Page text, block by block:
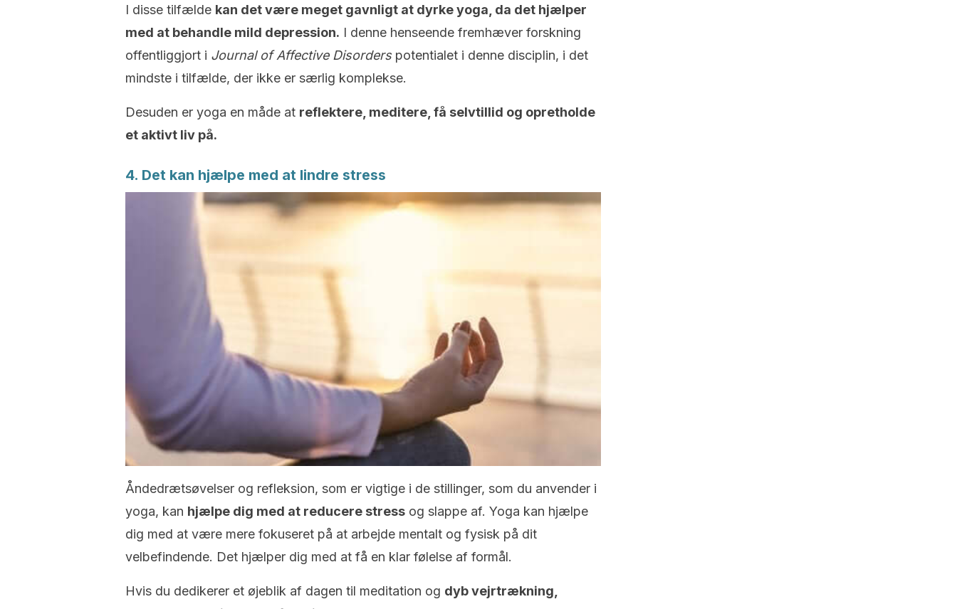
I disse tilfælde kan det være meget gavnligt at dyrke yoga, da det hjælper
med at behandle mild depression. I denne henseende fremhæver forskning
offentliggjort i Journal of Affective Disorders potentialet i denne disciplin, i det
mindste i tilfælde, der ikke er særlig komplekse.
Desuden er yoga en måde at reflektere, meditere, få selvtillid og opretholde
et aktivt liv på.
4. Det kan hjælpe med at lindre stress
Åndedrætsøvelser og refleksion, som er vigtige i de stillinger, som du anvender i
yoga, kan hjælpe dig med at reducere stress og slappe af. Yoga kan hjælpe
dig med at være mere fokuseret på at arbejde mentalt og fysisk på dit
velbefindende. Det hjælper dig med at få en klar følelse af formål.
Hvis du dedikerer et øjeblik af dagen til meditation og dyb vejrtrækning,